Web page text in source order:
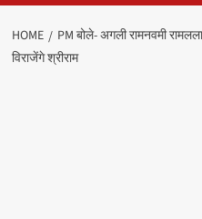
HOME
PM बोले- अगली रामनवमी
विराजेंगे श्रीराम